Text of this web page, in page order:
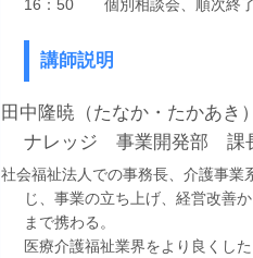
16：50 個別相談会、順次終
講師説明
田中隆暁（たなか・たかあき
ナレッジ 事業開発部 課
社会福祉法人での事務長、介護事業
じ、事業の立ち上げ、経営改善
まで携わる。
医療介護福祉業界をより良くし